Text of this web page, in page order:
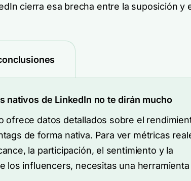
cierra esa brecha entre la suposición y
nativos de LinkedIn no te dirán mucho
ofrece datos detallados sobre el
de forma nativa. Para ver métricas
la participación, el sentimiento y la
los influencers, necesitas una herramienta